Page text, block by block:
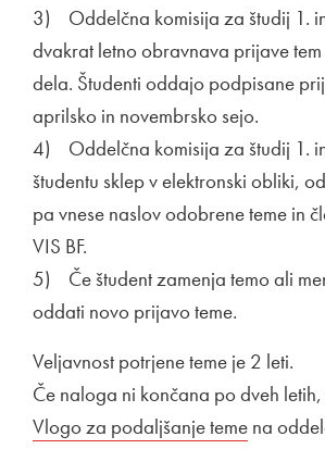
3) Oddelčna komisija za študij 1.
dvakrat letno obravnava prijave
dela. Študenti oddajo podpisane
aprilsko in novembrsko sejo.
4) Oddelčna komisija za študij 1.
študentu sklep v elektronski obliki,
pa vnese naslov odobrene teme in
VIS BF.
5) Če študent zamenja temo ali
oddati novo prijavo teme.
Veljavnost potrjene teme je 2 leti.
Če naloga ni končana po dveh
Vlogo za podaljšanje teme Odpira
na